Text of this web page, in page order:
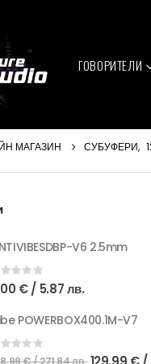
ГОВОРИТЕЛИ
МАГАЗИН СУБУФЕРИ,
V6 2.5mm
of 5
€/ 5.87 лв.
POWERBOX400.1M-V7
of 5
€/ 271.84 лв.Original